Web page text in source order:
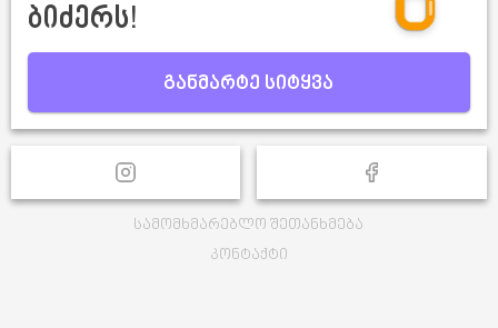
ბიძერს!
განმარტე სიტყვა
სამომხმარებლო შეთანხმება
კონტაქტი